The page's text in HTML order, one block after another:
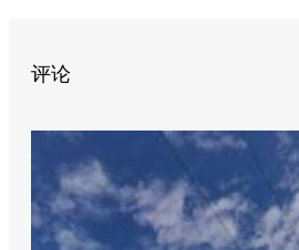
评论